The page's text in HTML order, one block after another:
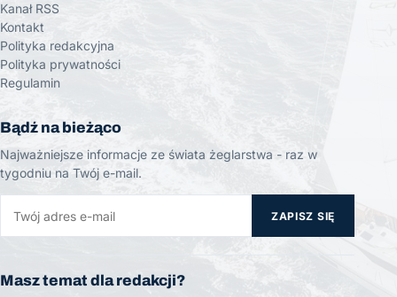
Kanał RSS
Kontakt
Polityka redakcyjna
Polityka prywatności
Regulamin
Bądź na bieżąco
Najważniejsze informacje ze świata żeglarstwa - raz w
tygodniu na Twój e-mail.
ZAPISZ SIĘ
Masz temat dla redakcji?